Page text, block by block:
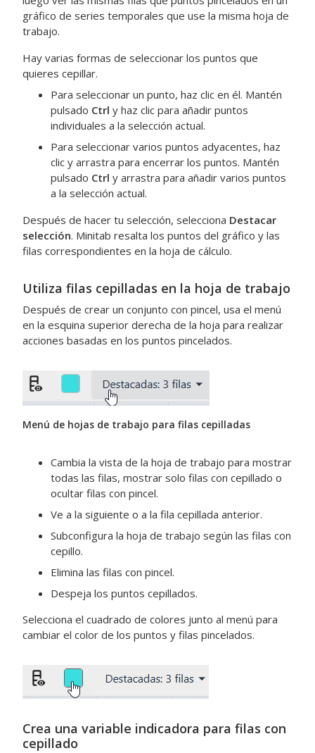
gráfico de series temporales que use la misma hoja de
trabajo.
Hay varias formas de seleccionar los puntos que
quieres cepillar.
Para seleccionar un punto, haz clic en él. Mantén
pulsado Ctrl y haz clic para añadir puntos
individuales a la selección actual.
Para seleccionar varios puntos adyacentes, haz
clic y arrastra para encerrar los puntos. Mantén
pulsado Ctrl y arrastra para añadir varios puntos
a la selección actual.
Después de hacer tu selección, selecciona Destacar
selección. Minitab resalta los puntos del gráfico y las
filas correspondientes en la hoja de cálculo.
Utiliza filas cepilladas en la hoja de trabajo
Después de crear un conjunto con pincel, usa el menú
en la esquina superior derecha de la hoja para realizar
acciones basadas en los puntos pincelados.
Menú de hojas de trabajo para filas cepilladas
Cambia la vista de la hoja de trabajo para mostrar
todas las filas, mostrar solo filas con cepillado o
ocultar filas con pincel.
Ve a la siguiente o a la fila cepillada anterior.
Subconfigura la hoja de trabajo según las filas con
cepillo.
Elimina las filas con pincel.
Despeja los puntos cepillados.
Selecciona el cuadrado de colores junto al menú para
cambiar el color de los puntos y filas pincelados.
Crea una variable indicadora para filas con
cepillado